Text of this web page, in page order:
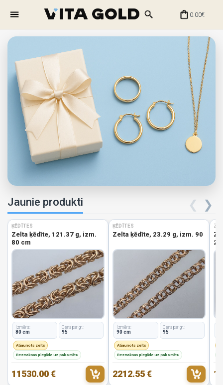
0.00€
Jaunie produkti ❮ ❯
ĶĒDĪTES
Zelta ķēdīte, 121.37 g, izm.
80 cm
Izmērs:
80 cm
Cena par gr.:
95
Atjaunots zelts
Bezmaksas piegāde uz pakomātu
11530.00 €
ĶĒDĪTES
Zelta ķēdīte, 23.29 g, izm. 90
Izmērs:
90 cm
Cena par gr.:
95
Atjaunots zelts
Bezmaksas piegāde uz pakomātu
2212.55 €